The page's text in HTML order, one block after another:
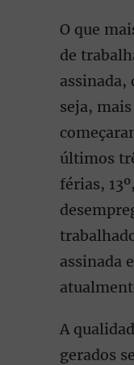
O que
de
assinada,
seja,
últimos
férias,
assinada
A
gerados